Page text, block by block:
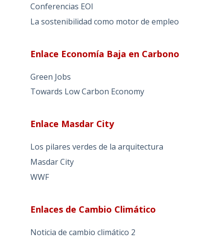
Conferencias EOI
La sostenibilidad como motor de empleo
Enlace Economía Baja en Carbono
Green Jobs
Towards Low Carbon Economy
Enlace Masdar City
Los pilares verdes de la arquitectura
Masdar City
WWF
Enlaces de Cambio Climático
Noticia de cambio climático 2